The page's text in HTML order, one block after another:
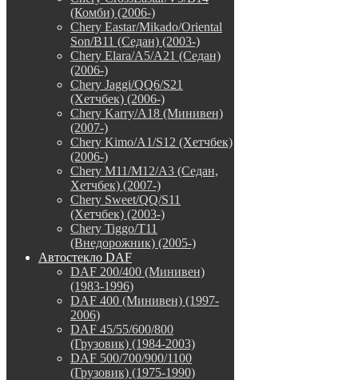
(Комби) (2006-)
Chery Eastar/Mikado/Oriental
Son/B11 (Седан) (2003-)
Chery Elara/A5/A21 (Седан)
(2006-)
Chery Jaggi/QQ6/S21
(Хетчбек) (2006-)
Chery Karry/A18 (Минивен)
(2007-)
Chery Kimo/A1/S12 (Хетчбек)
(2006-)
Chery M11/M12/A3 (Седан,
Хетчбек) (2007-)
Chery Sweet/QQ/S11
(Хетчбек) (2003-)
Chery Tiggo/T11
(Внедорожник) (2005-)
Автостекло DAF
DAF 200/400 (Минивен)
(1983-1996)
DAF 400 (Минивен) (1997-
2006)
DAF 45/55/600/800
(Грузовик) (1984-2003)
DAF 500/700/900/1100
(Грузовик) (1975-1990)